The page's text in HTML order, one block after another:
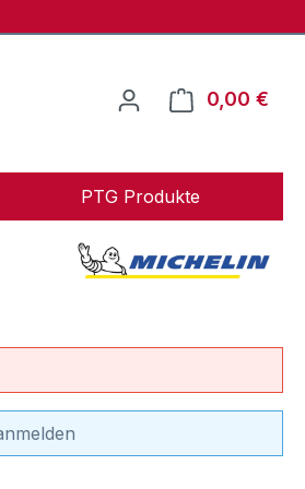
0,00 €
PTG Produkte